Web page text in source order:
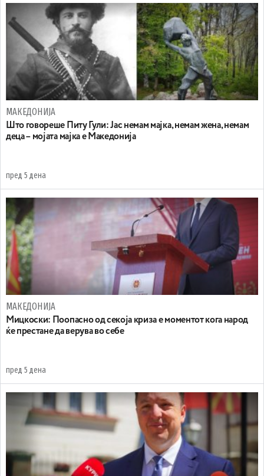
МАКЕДОНИЈА
Што говореше Питу Гули: Јас немам мајка, немам жена, немам
деца – мојата мајка е Македонија
пред 5 дена
МАКЕДОНИЈА
Мицкоски: Поопасно од секоја криза е моментот кога народ
ќе престане да верува во себе
пред 5 дена